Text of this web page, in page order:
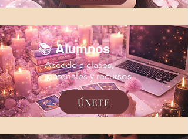
📚 Alumnos
Accede a clases,
materiales y recursos.
ÚNETE